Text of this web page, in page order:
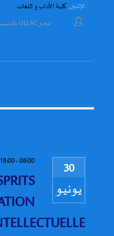
الإثنين,كلية الأداب و اللغات
مخبر ULLAC بالتنسيق مع كلية الآداب واللغات
30
يونيو
08:00
-
18:00